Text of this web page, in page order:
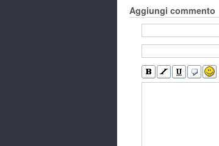
Aggiungi commento